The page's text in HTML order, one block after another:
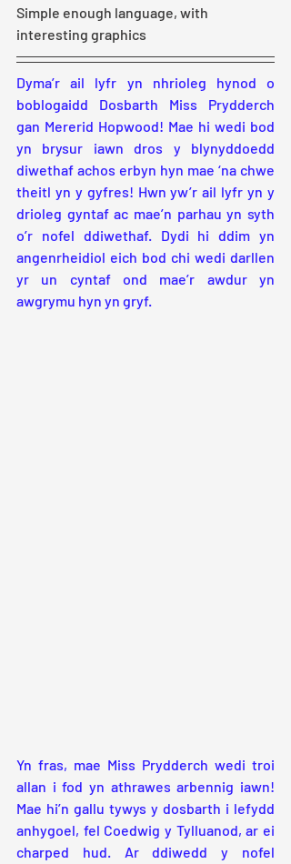
Simple enough language, with
interesting graphics
Dyma’r ail lyfr yn nhrioleg hynod o
boblogaidd Dosbarth Miss Prydderch
gan Mererid Hopwood! Mae hi wedi bod
yn brysur iawn dros y blynyddoedd
diwethaf achos erbyn hyn mae ‘na chwe
theitl yn y gyfres! Hwn yw’r ail lyfr yn y
drioleg gyntaf ac mae’n parhau yn syth
o’r nofel ddiwethaf. Dydi hi ddim yn
angenrheidiol eich bod chi wedi darllen
yr un cyntaf ond mae’r awdur yn
awgrymu hyn yn gryf.
Yn fras, mae Miss Prydderch wedi troi
allan i fod yn athrawes arbennig iawn!
Mae hi’n gallu tywys y dosbarth i lefydd
anhygoel, fel Coedwig y Tylluanod, ar ei
charped hud. Ar ddiwedd y nofel